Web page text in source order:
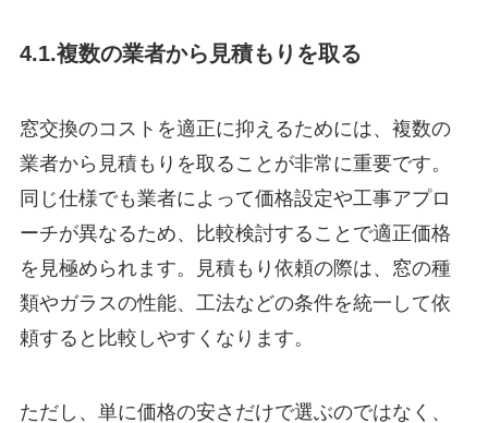
4.1.複数の業者から見積もりを取る
窓交換のコストを適正に抑えるためには、複数の
業者から見積もりを取ることが非常に重要です。
同じ仕様でも業者によって価格設定や工事アプロ
ーチが異なるため、比較検討することで適正価格
を見極められます。見積もり依頼の際は、窓の種
類やガラスの性能、工法などの条件を統一して依
頼すると比較しやすくなります。
ただし、単に価格の安さだけで選ぶのではなく、